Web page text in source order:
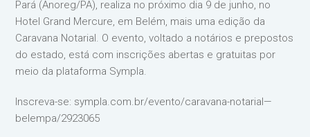
Pará (Anoreg/PA), realiza no próximo dia 9 de junho, no
Hotel Grand Mercure, em Belém, mais uma edição da
Caravana Notarial. O evento, voltado a notários e prepostos
do estado, está com inscrições abertas e gratuitas por
meio da plataforma Sympla.
Inscreva-se: sympla.com.br/evento/caravana-notarial—
belempa/2923065